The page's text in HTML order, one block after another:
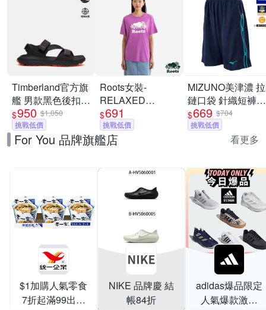
Timberland官方旗
艦 男款黑色後扣式
涼鞋|A6DPPETY
$950 $1,050
挑戰低價
Roots女裝-
RELAXED
COOPER 短袖上
衣-淡莓紫
$691
挑戰低價
MIZUNO美津濃 拉
鏈口袋 針織短褲
_32TBC533xx
$669 $704
挑戰低價
For You 品牌旗艦店 看更多
$1加購人氣零食
7折起滿99出貨
NIKE 品牌慶 結
帳84折
adidas爆品限定
人氣爆款激降